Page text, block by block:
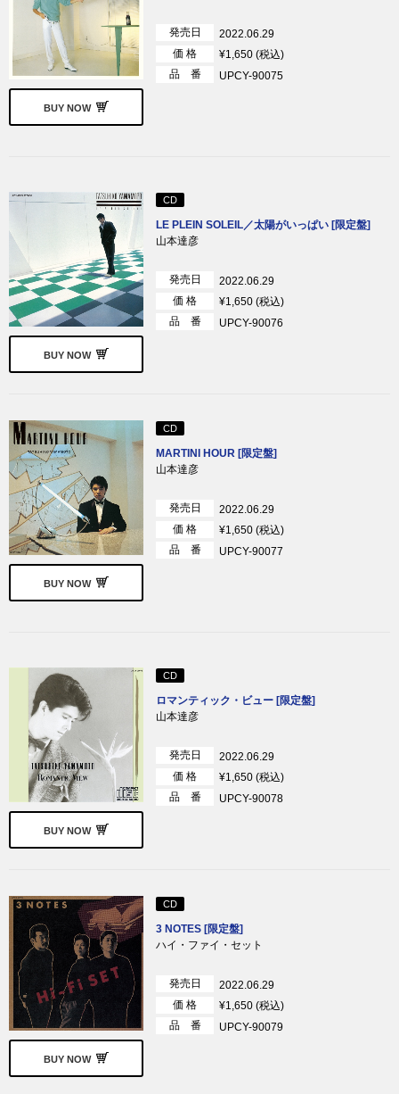
BUY NOW
発売日
2022.06.29
価 格
¥1,650 (税込)
品 番
UPCY-90075
BUY NOW
CD
LE PLEIN SOLEIL／太陽がいっぱい [限定盤]
山本達彦
発売日
2022.06.29
価 格
¥1,650 (税込)
品 番
UPCY-90076
BUY NOW
CD
MARTINI HOUR [限定盤]
山本達彦
発売日
2022.06.29
価 格
¥1,650 (税込)
品 番
UPCY-90077
BUY NOW
CD
ロマンティック・ビュー [限定盤]
山本達彦
発売日
2022.06.29
価 格
¥1,650 (税込)
品 番
UPCY-90078
BUY NOW
CD
3 NOTES [限定盤]
ハイ・ファイ・セット
発売日
2022.06.29
価 格
¥1,650 (税込)
品 番
UPCY-90079